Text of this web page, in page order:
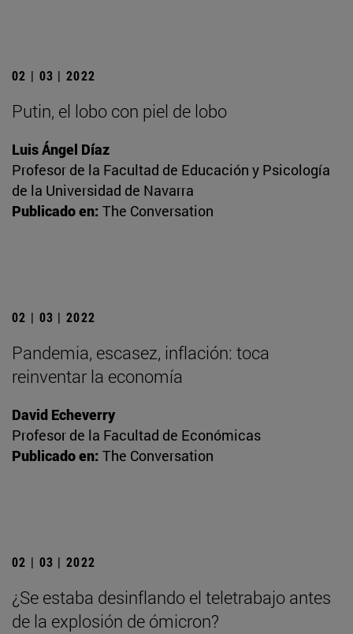
02 | 03 | 2022
Putin, el lobo con piel de lobo
Luis Ángel Díaz
Profesor de la Facultad de Educación y Psicología
de la Universidad de Navarra
Publicado en: The Conversation
02 | 03 | 2022
Pandemia, escasez, inflación: toca
reinventar la economía
David Echeverry
Profesor de la Facultad de Económicas
Publicado en: The Conversation
02 | 03 | 2022
¿Se estaba desinflando el teletrabajo antes
de la explosión de ómicron?